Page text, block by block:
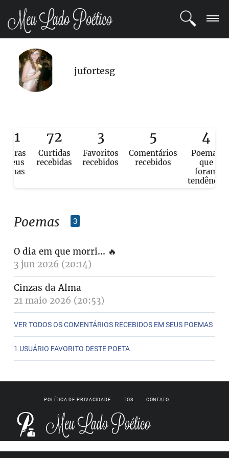
LOGIN
REGISTRO
COMUNIDADE
jufortesg
121
seus
72
Curtidas
recebidas
3
Favoritos
recebidos
5
Comentários
recebidos
4
Poemas
que
foram
tendência
Poemas 3
O dia em que morri... 🔥
3 jun 2026 (20:14)
Cinzas da Alma
21 maio 2026 (20:53)
VER TODOS OS COMENTÁRIOS RECEBIDOS EM SEUS POEMAS
1 USUÁRIO FAVORITO DESTE POETA
POLÍTICA DE PRIVACIDADE TOS CONTATO